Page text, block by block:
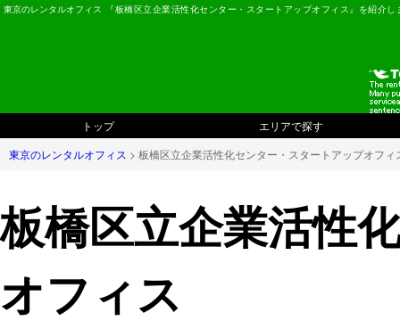
東京のレンタルオフィス 『板橋区立企業活性化センター・スタートアップオフィス』を紹介し
トップ
エリアで探す
東京のレンタルオフィス > 板橋区立企業活性化センター・スタートアップオフィ
板橋区立企業活性
オフィス